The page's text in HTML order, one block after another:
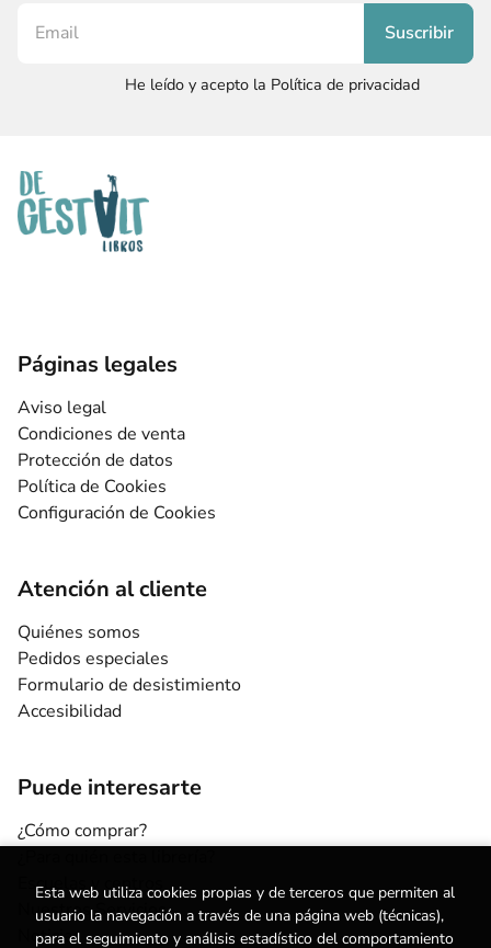
He leído y acepto la Política de privacidad
Páginas legales
Aviso legal
Condiciones de venta
Protección de datos
Política de Cookies
Configuración de Cookies
Atención al cliente
Quiénes somos
Pedidos especiales
Formulario de desistimiento
Accesibilidad
Puede interesarte
¿Cómo comprar?
Escuelas y centros
Nuestros Servicios
Noticias
Esta web utiliza cookies propias y de terceros que permiten al
usuario la navegación a través de una página web (técnicas),
para el seguimiento y análisis estadístico del comportamiento